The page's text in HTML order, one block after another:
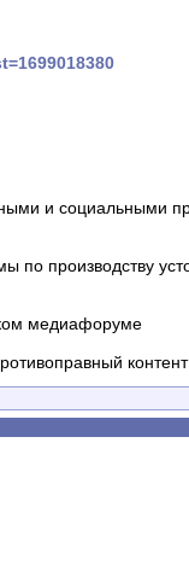
и социальными
производству
медиафоруме
контент